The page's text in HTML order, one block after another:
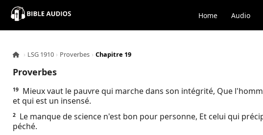
Home Audio
×
Audio
Bible
Contacts
› LSG 1910 › Proverbes › Chapitre 19
Proverbes
19
Mieux vaut le pauvre qui marche dans son intégrité, Que
et qui est un insensé.
2
Le manque de science n'est bon pour personne, Et celui qui
péché.